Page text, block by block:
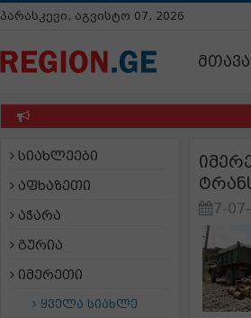
პარასკევი, აგვისტო 07, 2026
სიახლეები
აფხაზეთი
აჭარა
გურია
იმერეთი
ყველა სიახლე
7-